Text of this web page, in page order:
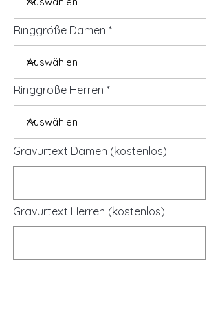
Ringgröße Damen
Ringgröße Herren
Gravurtext Damen (kostenlos)
Gravurtext Herren (kostenlos)